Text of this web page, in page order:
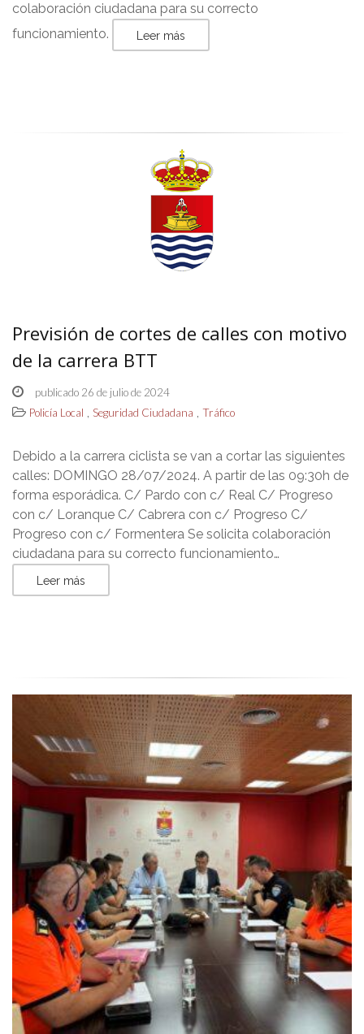
colaboración ciudadana para su correcto
funcionamiento.
Leer más
Previsión de cortes de calles con motivo
de la carrera BTT
publicado 26 de julio de 2024
Policía Local , Seguridad Ciudadana , Tráfico
Debido a la carrera ciclista se van a cortar las siguientes
calles: DOMINGO 28/07/2024. A partir de las 09:30h de
forma esporádica. C/ Pardo con c/ Real C/ Progreso
con c/ Loranque C/ Cabrera con c/ Progreso C/
Progreso con c/ Formentera Se solicita colaboración
ciudadana para su correcto funcionamiento…
Leer más